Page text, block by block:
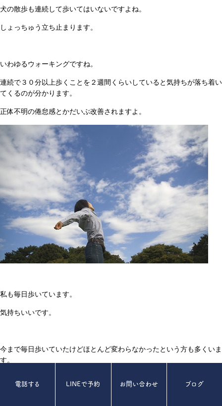
電話する LINEで予約 お問い合わせ ブログ
犬の散歩も連続して歩いてはいないですよね。
しょっちゅう立ち止まります。
いわゆるウォーキングですね。
連続で３０分以上歩くことを２週間くらいしていると気持ちが落ち着い
てくるのが分かります。
正体不明の倦怠感とかだいぶ改善されますよ。
私も毎日歩いています。
気持ちいいです。
今まで毎日歩いていたけどほとんど変わらなかったという方も多くいま
す。